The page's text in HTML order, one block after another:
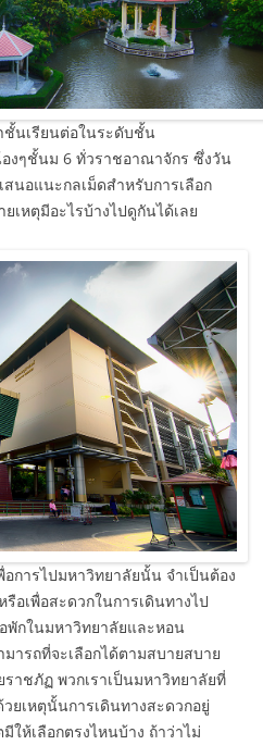
นเรียนต่อในระดับชั้น
งๆชั้นม 6 ทั่วราชอาณาจักร ซึ่งวัน
นอแนะกลเม็ดสำหรับการเลือก
เหตุมีอะไรบ้างไปดูกันได้เลย
การไปมหาวิทยาลัยนั้น จำเป็นต้อง
อเพื่อสะดวกในการเดินทางไป
พักในมหาวิทยาลัยและหอน
ารถที่จะเลือกได้ตามสบายสบาย
าชภัฏ พวกเราเป็นมหาวิทยาลัยที่
ยเหตุนั้นการเดินทางสะดวกอยู่
ให้เลือกตรงไหนบ้าง ถ้าว่าไม่